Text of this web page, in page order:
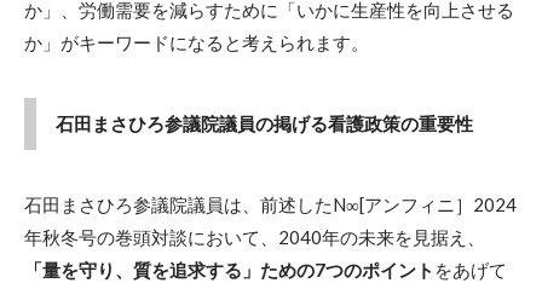
か」、労働需要を減らすために「いかに生産性を向上させる
か」がキーワードになると考えられます。
石田まさひろ参議院議員の掲げる看護政策の重要性
石田まさひろ参議院議員は、前述したN∞[アンフィニ］2024
年秋冬号の巻頭対談において、2040年の未来を見据え、
「量を守り、質を追求する」ための7つのポイント をあげて